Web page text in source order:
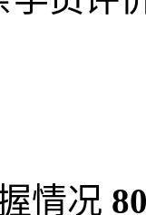
情况